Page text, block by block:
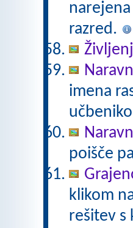
razred.
imena
poišče
klikom
rešitev s